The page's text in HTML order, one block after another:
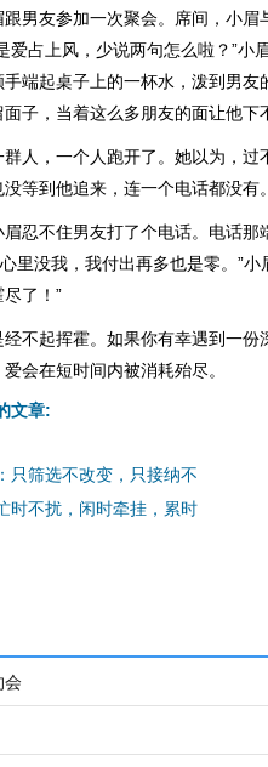
跟男友参加一次聚会。席间，小
爱占上风，少说两句怎么啦？”
端起桌子上的一杯水，泼到男
子，当着这么多朋友的面让他
人，一个人跑开了。她以为，
等到他追来，连一个电话都没有。
眉忍不住男友打了个电话。电话
里没我，我付出再多也是零。”
了！”
不起挥霍。如果你有幸遇到一
会在短时间内被消耗殆尽。
文章:
只筛选不改变，只接纳不
时不扰，闲时牵挂，累时
会